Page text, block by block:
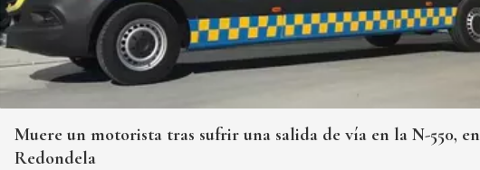
Muere un motorista tras sufrir una salida de vía en la N-550, en
Redondela